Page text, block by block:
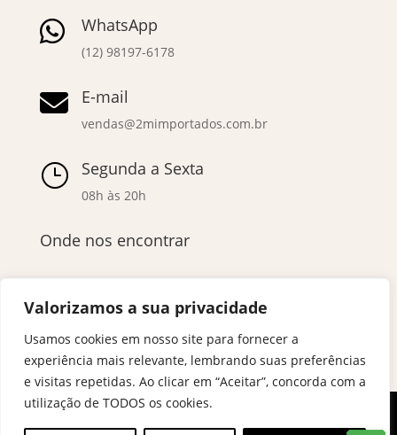
Valorizamos a sua privacidade
Usamos cookies em nosso site para fornecer a
experiência mais relevante, lembrando suas preferências
e visitas repetidas. Ao clicar em “Aceitar”, concorda com a
utilização de TODOS os cookies.
 WhatsApp
(12) 98197-6178
 E-mail
vendas@2mimportados.com.br
} Segunda a Sexta
08h às 20h
Onde nos encontrar
© Copyright – 2024 2M Importados | Todos Direitos